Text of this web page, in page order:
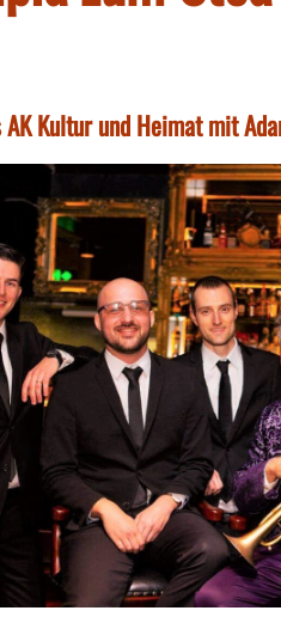
AK Kultur und Heimat mit